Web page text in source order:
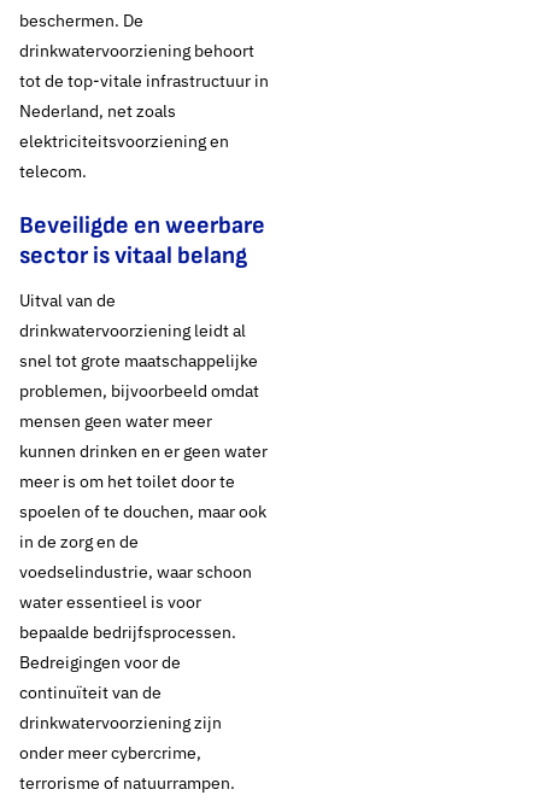
Continu betrouwbaar
drinkwater leveren:
van vitaal belang
omstandigheden, maar ook in crisissituaties. Ook geeft de
20 juli 2021
beschermen. De
drinkwatervoorziening behoort
tot de top-vitale infrastructuur in
Nederland, net zoals
elektriciteitsvoorziening en
telecom.
Beveiligde en weerbare
sector is vitaal belang
Uitval van de
drinkwatervoorziening leidt al
snel tot grote maatschappelijke
problemen, bijvoorbeeld omdat
mensen geen water meer
kunnen drinken en er geen water
meer is om het toilet door te
spoelen of te douchen, maar ook
in de zorg en de
voedselindustrie, waar schoon
water essentieel is voor
bepaalde bedrijfsprocessen.
Bedreigingen voor de
continuïteit van de
drinkwatervoorziening zijn
onder meer cybercrime,
terrorisme of natuurrampen.